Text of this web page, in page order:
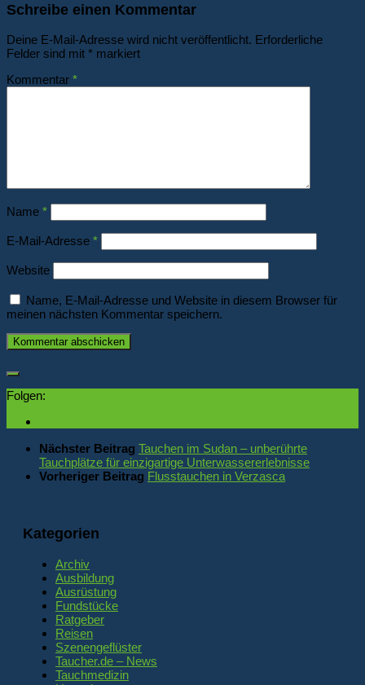
Schreibe einen Kommentar
Deine E-Mail-Adresse wird nicht veröffentlicht. Erforderliche
Felder sind mit * markiert
Kommentar *
Name *
E-Mail-Adresse *
Website
Name, E-Mail-Adresse und Website in diesem Browser für
meinen nächsten Kommentar speichern.
Folgen:
Nächster Beitrag Tauchen im Sudan – unberührte
Tauchplätze für einzigartige Unterwassererlebnisse
Vorheriger Beitrag Flusstauchen in Verzasca
Kategorien
Archiv
Ausbildung
Ausrüstung
Fundstücke
Ratgeber
Reisen
Szenengeflüster
Taucher.de – News
Tauchmedizin